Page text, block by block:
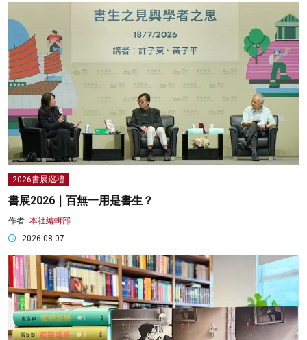
2026書展巡禮
書展2026｜百無一用是書生？
作者: 本社編輯部
2026-08-07